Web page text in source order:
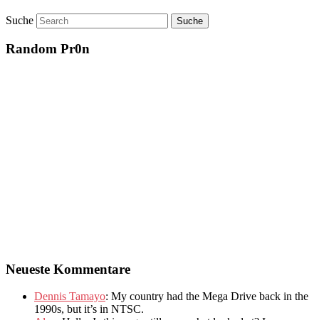
Suche
Random Pr0n
Neueste Kommentare
Dennis Tamayo: My country had the Mega Drive back in the
1990s, but it’s in NTSC.